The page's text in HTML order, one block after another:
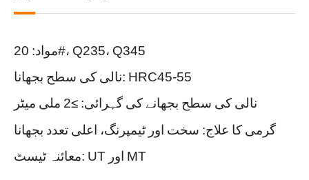
مواد: 20#، Q235، Q345
نالی کی سطح بجھانا: HRC45-55
نالی کی سطح بجھانے کی گہرائی: ≥2 ملی میٹر
گرمی کا علاج: سخت اور ٹیمپرنگ، اعلی تعدد بجھانا
معائنہ ٹیسٹ: UT اور MT